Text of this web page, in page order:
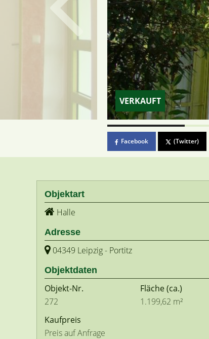
VERKAUFT
Facebook (Twitter)
Objektart
Halle
Adresse
04349 Leipzig - Portitz
Objektdaten
Objekt-Nr.
272
Fläche(ca.)
1.199,62 m²
Kaufpreis
Preis auf Anfrage